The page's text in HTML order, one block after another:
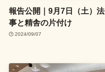
報告公開｜9月7日（土）法
事と精舎の片付け
2024/09/07